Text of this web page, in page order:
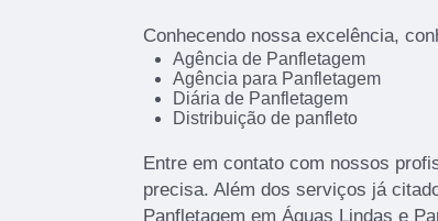
Conhecendo nossa excelência,
Agência de Panfletagem
Agência para Panfletagem
Diária de Panfletagem
Distribuição de panfleto
Entre em contato com nossos
precisa. Além dos serviços já
Panfletagem em Águas Lindas e